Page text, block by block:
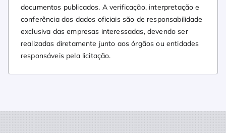
documentos publicados. A verificação, interpretação e
conferência dos dados oficiais são de responsabilidade
exclusiva das empresas interessadas, devendo ser
realizadas diretamente junto aos órgãos ou entidades
responsáveis pela licitação.